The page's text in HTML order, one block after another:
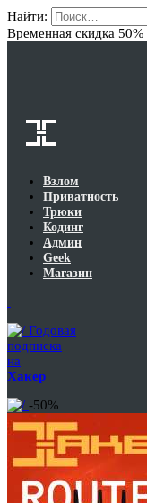
Найти:
Временная скидка 50%
Взлом
Приватность
Трюки
Кодинг
Админ
Geek
Магазин
Годовая
подписка
на
Хакер
-50%